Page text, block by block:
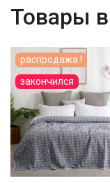
Товары в
распродажа !
закончился